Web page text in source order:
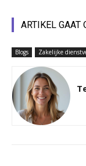
ARTIKEL GAAT
Blogs Zakelijke